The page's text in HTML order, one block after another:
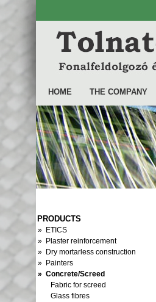
HOME THE COMPANY
PRODUCTS
» ETICS
» Plaster reinforcement
» Dry mortarless construction
» Painters
» Concrete/Screed
Fabric for screed
Glass fibres